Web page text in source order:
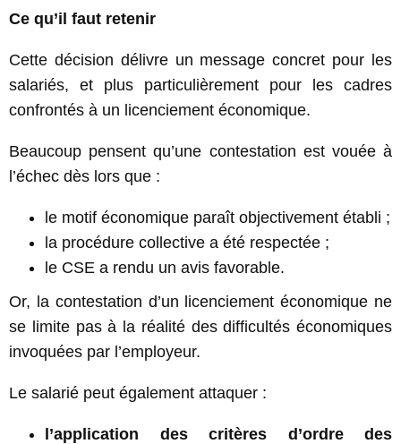
Ce qu’il faut retenir
Cette décision délivre un message concret pour les
salariés, et plus particulièrement pour les cadres
confrontés à un licenciement économique.
Beaucoup pensent qu’une contestation est vouée à
l’échec dès lors que :
le motif économique paraît objectivement établi ;
la procédure collective a été respectée ;
le CSE a rendu un avis favorable.
Or, la contestation d’un licenciement économique ne
se limite pas à la réalité des difficultés économiques
invoquées par l’employeur.
Le salarié peut également attaquer :
l’application des critères d’ordre des